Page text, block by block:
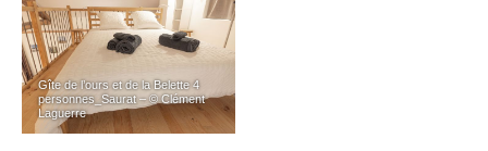
Gîte de l’ours et de la Belette 4
personnes_Saurat – © Clément
Laguerre